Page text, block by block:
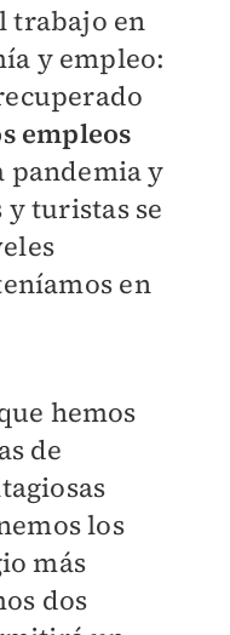
trabajo en
y empleo:
empleos
pandemia y
turistas se
en
hemos
de
los
más
dos